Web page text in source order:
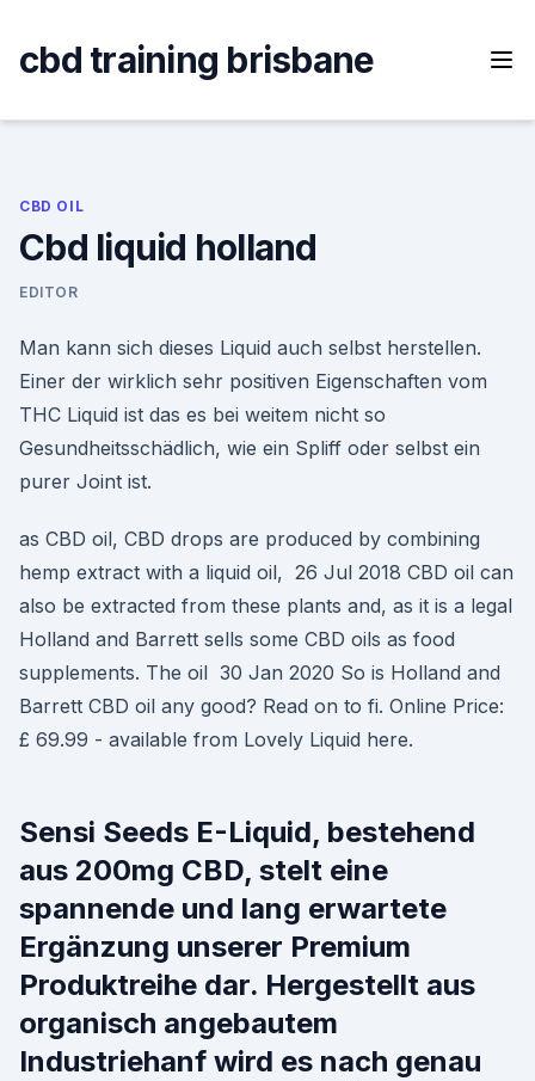
content
cbd training brisbane
CBD OIL
Cbd liquid holland
EDITOR
Man kann sich dieses Liquid auch selbst herstellen.
Einer der wirklich sehr positiven Eigenschaften vom
THC Liquid ist das es bei weitem nicht so
Gesundheitsschädlich, wie ein Spliff oder selbst ein
purer Joint ist.
as CBD oil, CBD drops are produced by combining
hemp extract with a liquid oil, 26 Jul 2018 CBD oil can
also be extracted from these plants and, as it is a legal
Holland and Barrett sells some CBD oils as food
supplements. The oil 30 Jan 2020 So is Holland and
Barrett CBD oil any good? Read on to fi. Online Price:
£ 69.99 - available from Lovely Liquid here.
Sensi Seeds E-Liquid, bestehend
aus 200mg CBD, stelt eine
spannende und lang erwartete
Ergänzung unserer Premium
Produktreihe dar. Hergestellt aus
organisch angebautem
Industriehanf wird es nach genau